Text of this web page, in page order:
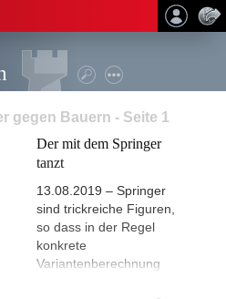
gegen Bauern - Seite 1
Der mit dem Springer
tanzt
13.08.2019 – Springer
sind trickreiche Figuren,
so dass in der Regel
konkrete
Variantenberechnung